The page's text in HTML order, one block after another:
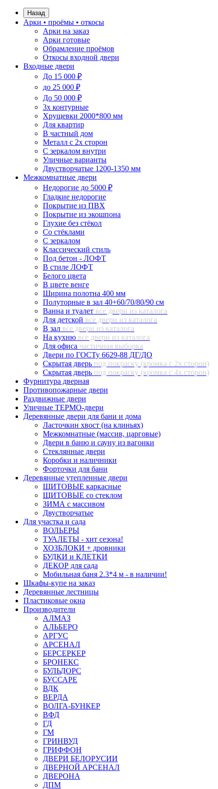
Назад
Арки • проёмы • откосы
Арки на заказ
Арки готовые
Обрамление проёмов
Откосы входной двери
Входные двери
До 15 000 ₽
до 25 000 ₽
До 50 000 ₽
3х контурные
Хрущевки 2000*800 мм
Для квартир
В частный дом
Металл с 2х сторон
С зеркалом внутри
Уличные варианты
Двустворчатые 1200-1350 мм
Межкомнатные двери
Недорогие до 5000 ₽
Гладкие недорогие
Покрытие из ПВХ
Покрытие из экошпона
Глухие без стёкол
Со стёклами
С зеркалом
Классический стиль
Под бетон - ЛОФТ
В стиле ЛОФТ
Белого цвета
В цвете венге
Ширина полотна 400 мм
Полуторные в зал 40+60/70/80/90 см
Ванна и туалет все двери из каталога
Для детской все двери из каталога
В зал все двери из каталога
На кухню все двери из каталога
Для офиса частичная выборка
Двери по ГОСТу 6629-88 ДГ/ДО
Скрытая дверь под покраску (кромка с 2х сторон)
Скрытая дверь под покраску (кромка с 4х сторон)
Фурнитура дверная
Противопожарные двери
Раздвижные двери
Уличные ТЕРМО-двери
Деревянные двери для бани и дома
Ласточкин хвост (на клиньях)
Межкомнатные (массив, царговые)
Двери в баню и сауну из вагонки
Стеклянные двери
Коробки и наличники
Форточки для бани
Деревянные утепленные двери
ЩИТОВЫЕ каркасные
ЩИТОВЫЕ со стеклом
ЗИМА с массивом
Двустворчатые
Для участка и сада
ВОЛЬЕРЫ
ТУАЛЕТЫ - хит сезона!
ХОЗБЛОКИ + дровники
БУДКИ и КЛЕТКИ
ДЕКОР для сада
Мобильная баня 2.3*4 м - в наличии!
Шкафы-купе на заказ
Деревянные лестницы
Пластиковые окна
Производители
АЛМАЗ
АЛЬБЕРО
АРГУС
АРСЕНАЛ
БЕРСЕРКЕР
БРОНЕКС
БУЛЬДОРС
БУССАРЕ
ВДК
ВЕРДА
ВОЛГА-БУНКЕР
ВФД
ГД
ГМ
ГРИНВУД
ГРИФФОН
ДВЕРИ БЕЛОРУСИИ
ДВЕРНОЙ АРСЕНАЛ
ДВЕРОНА
ДПМ